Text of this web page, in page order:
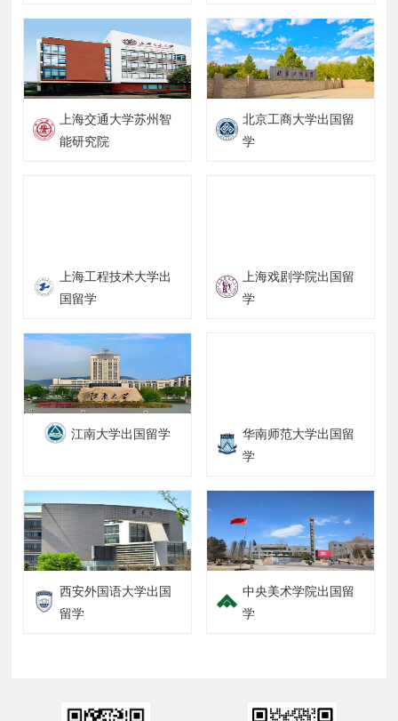
上海交通大学苏州智
能研究院
北京工商大学出国留
学
上海工程技术大学出
国留学
上海戏剧学院出国留
学
江南大学出国留学
华南师范大学出国留
学
西安外国语大学出国
留学
中央美术学院出国留
学